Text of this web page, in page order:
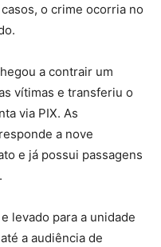
o crime ocorria no
a contrair um
vítimas e transferiu o
via PIX. As
a nove
e já possui passagens
levado para a unidade
a audiência de